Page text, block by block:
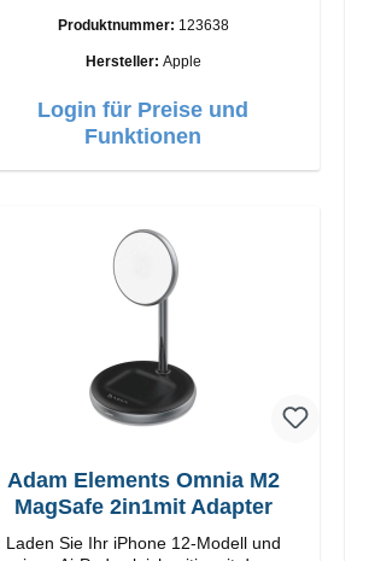
Anschlüsse: USB-A Output: 12W Farbe:
Weiss
Produktnummer: 123638
Hersteller: Apple
Login für Preise und
Funktionen
Adam Elements Omnia M2
MagSafe 2in1mit Adapter
Laden Sie Ihr iPhone 12-Modell und